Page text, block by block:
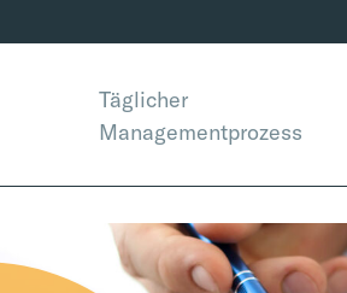
Täglicher
Managementprozess